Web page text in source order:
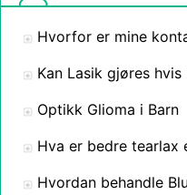
Hvorfor er mine
Kan Lasik gjøres
Optikk Glioma i Barn
Hva er bedre tearlax
Hvordan behandle